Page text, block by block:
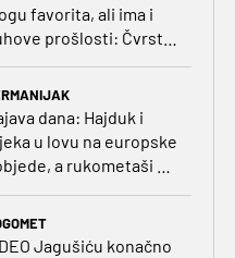
favorita, ali ima i
prošlosti: Čvrsta
dana: Hajduk i
u lovu na europske
a rukometaši na
Jagušiću konačno